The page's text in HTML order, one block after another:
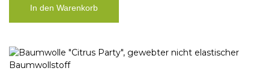
In den Warenkorb